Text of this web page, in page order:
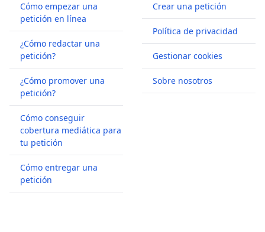
Cómo empezar una
petición en línea
¿Cómo redactar una
petición?
¿Cómo promover una
petición?
Cómo conseguir
cobertura mediática para
tu petición
Cómo entregar una
petición
Crear una petición
Política de privacidad
Gestionar cookies
Sobre nosotros